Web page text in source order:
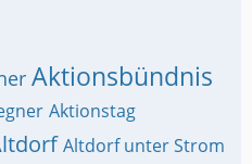
Aktionsbündnis
Aktionstag
Altdorf unter Strom